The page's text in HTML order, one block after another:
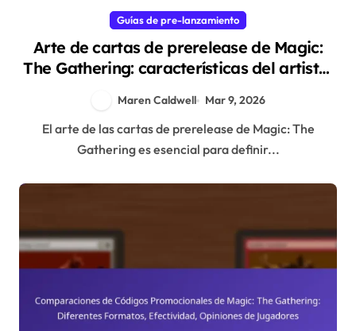
Guías de pre-lanzamiento
Arte de cartas de prerelease de Magic:
The Gathering: características del artista,
comunidad
Maren Caldwell Mar 9, 2026
El arte de las cartas de prerelease de Magic: The
Gathering es esencial para definir...